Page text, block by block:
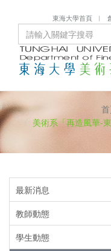
東海大學首頁
美術系「再造風華-
最新消息
教師動態
學生動態